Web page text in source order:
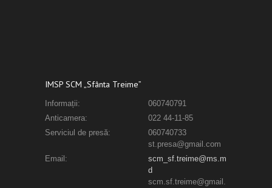
IMSP SCM „Sfânta Treime”
Informații:
060740791
Anticamera:
022 44-11-85
Serviciul de presă:
060740733
st.presa@gmail.com
Email:
scm_sf.treime@ms.m
d
scm.sf.treime@gmail.